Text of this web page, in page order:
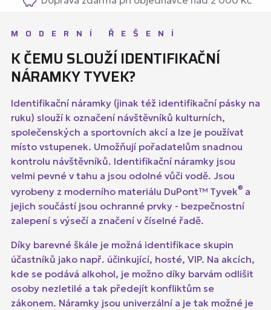
MODERNÍ ŘEŠENÍ
K ČEMU SLOUŽÍ IDENTIFIKAČNÍ
NÁRAMKY TYVEK?
Identifikační náramky (jinak též identifikační pásky na
ruku) slouží k označení návštěvníků kulturních,
společenských a sportovních akcí a lze je používat
místo vstupenek. Umožňují pořadatelům snadnou
kontrolu návštěvníků. Identifikační náramky jsou
velmi pevné v tahu a jsou odolné vůči vodě. Jsou
vyrobeny z moderního materiálu DuPont™ Tyvek® a
jejich součástí jsou ochranné prvky - bezpečnostní
zalepení s výsečí a značení v číselné řadě.
Díky barevné škále je možná identifikace skupin
účastníků jako např. účinkující, hosté, VIP. Na akcích,
kde se podává alkohol, je možno díky barvám odlišit
osoby nezletilé a tak předejít konfliktům se
zákonem. Náramky jsou univerzální a je tak možné je